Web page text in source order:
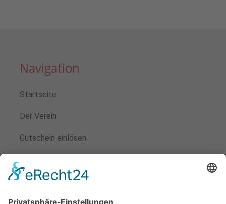
Navigation
Startseite
Der Verein
Gutschein einlösen
Kontakt